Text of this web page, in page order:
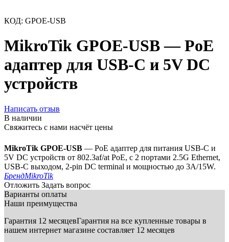
КОД: GPOE-USB
MikroTik GPOE-USB — PoE
адаптер для USB-C и 5V DC
устройств
Написать отзыв
В наличии
Свяжитесь с нами насчёт цены
MikroTik GPOE-USB — PoE адаптер для питания USB-C и
5V DC устройств от 802.3af/at PoE, с 2 портами 2.5G Ethernet,
USB-C выходом, 2-pin DC terminal и мощностью до 3A/15W.
БрендMikroTik
Отложить Задать вопрос
Варианты оплаты
Наши преимущества
Гарантия 12 месяцевГарантия на все купленные товары в
нашем интернет магазине составляет 12 месяцев